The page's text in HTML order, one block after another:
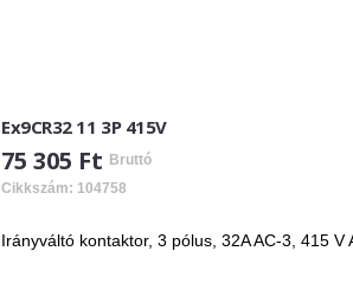
Ex9CR32 11 3P 415V
75 305 Ft Bruttó
Cikkszám: 104758
Irányváltó kontaktor, 3 pólus, 32A AC-3, 415 V